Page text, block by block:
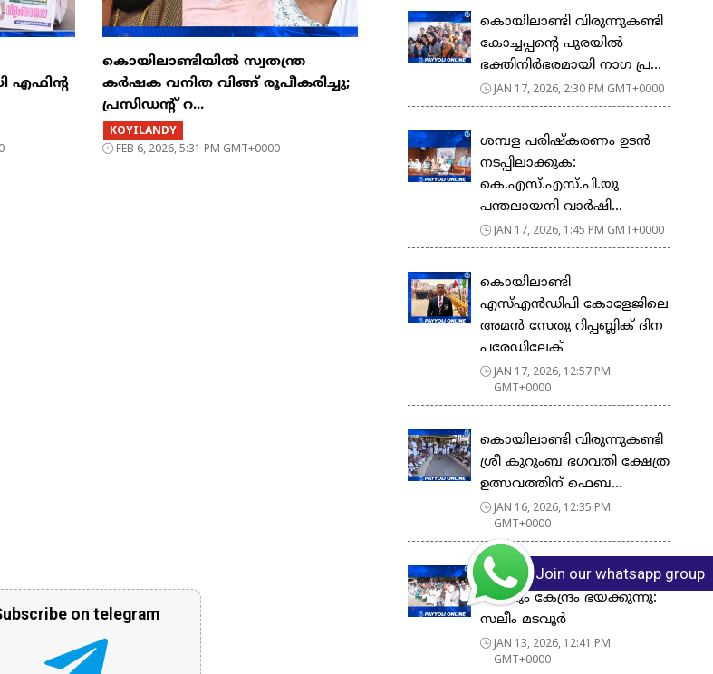
എഫിന്റ
കൊയിലാണ്ടിയിൽ സ്വതന്ത്ര
കർഷക വനിത വിങ്ങ് രൂപീകരിച്ചു;
പ്രസിഡന്റ്‌ റ...
KOYILANDY
FEB 6, 2026, 5:31 PM GMT+0000
on telegram
കൊയിലാണ്ടി വിരുന്നുകണ്ടി
കോച്ചപ്പൻ്റെ പുരയിൽ
ഭക്തിനിർഭരമായി നാഗ പ്ര...
JAN 17, 2026, 2:30 PM GMT+0000
ശമ്പള പരിഷ്കരണം ഉടൻ
നടപ്പിലാക്കുക:
കെ.എസ്.എസ്.പി.യു
പന്തലായനി വാർഷി...
JAN 17, 2026, 1:45 PM GMT+0000
കൊയിലാണ്ടി
എസ്എൻഡിപി കോളേജിലെ
അമൻ സേതു റിപ്പബ്ലിക് ദിന
പരേഡിലേക്
JAN 17, 2026, 12:57 PM
GMT+0000
കൊയിലാണ്ടി വിരുന്നുകണ്ടി
ശ്രീ കുറുംബ ഭഗവതി ക്ഷേത്ര
ഉത്സവത്തിന് ഫെബ...
JAN 16, 2026, 12:35 PM
GMT+0000
മഹാത്മാഗാന്ധിയുടെ പേര്
പോലും കേന്ദ്രം ഭയക്കുന്നു:
സലീം മടവൂർ
JAN 13, 2026, 12:41 PM
GMT+0000
Join our whatsapp group